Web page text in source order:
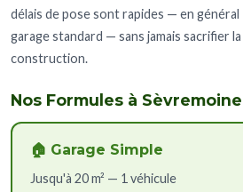
délais de pose sont rapides — en général
garage standard — sans jamais sacrifier
construction.
Nos Formules à Sèvremoine
🏠 Garage Simple
Jusqu'à 20 m² — 1 véhicule